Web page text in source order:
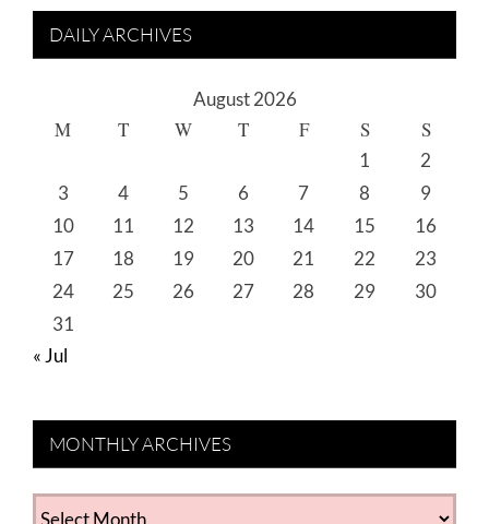
DAILY ARCHIVES
August 2026
M T W T F S S
1
2
3
4 5 6 7 8
9
10
11 12 13 14 15
16
17
18 19 20 21 22
23
24
25 26 27 28 29
30
31
« Jul
MONTHLY ARCHIVES
MONTHLY